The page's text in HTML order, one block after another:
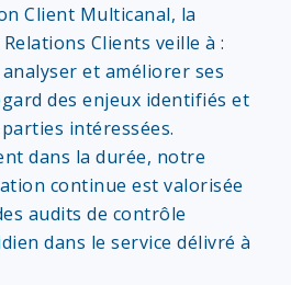
Client Multicanal, la
Clients veille à :
et améliorer ses
des enjeux identifiés et
intéressées.
dans la durée, notre
continue est valorisée
audits de contrôle
dans le service délivré à